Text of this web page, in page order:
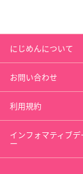
にじめんについて
お問い合わせ
利用規約
インフォマティブ
ー